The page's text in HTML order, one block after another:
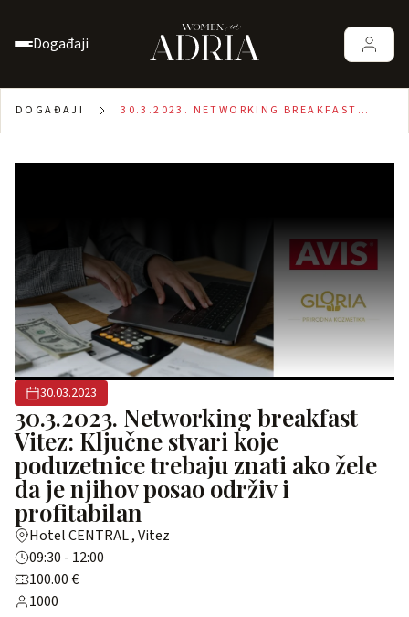
Događaji
DOGAĐAJI
30.3.2023. NETWORKING BREAKFAST
ŽELE DA JE NJIHOV POSAO ODRŽIV I
30.03.2023
30.3.2023. Networking breakfast
Vitez: Ključne stvari koje
poduzetnice trebaju znati ako žele
da je njihov posao održiv i
profitabilan
Hotel CENTRAL , Vitez
09:30 - 12:00
100.00 €
1000